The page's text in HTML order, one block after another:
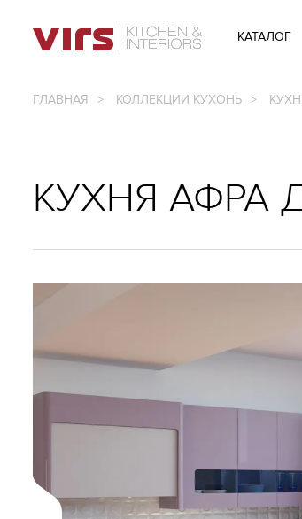
ГЛАВНОЕ МЕНЮ КАТАЛОГ
ГЛАВНАЯ КОЛЛЕКЦИИ КУХОНЬ
КУХНЯ АФРА